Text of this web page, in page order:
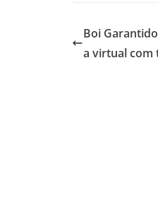
Boi
a virtual com